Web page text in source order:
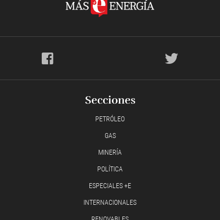
Secciones
PETRÓLEO
GAS
MINERÍA
POLÍTICA
ESPECIALES +E
INTERNACIONALES